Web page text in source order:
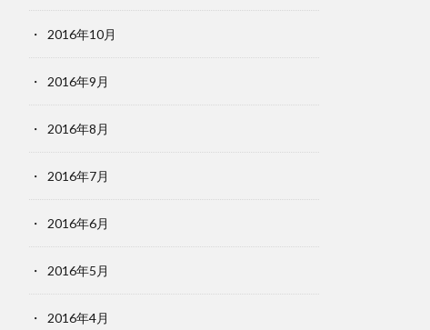
2016年10月
2016年9月
2016年8月
2016年7月
2016年6月
2016年5月
2016年4月